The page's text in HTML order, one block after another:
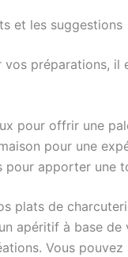
et les suggestions
vos préparations,
pour offrir une
pour une
pour apporter une
plats de
apéritif à base
Vous